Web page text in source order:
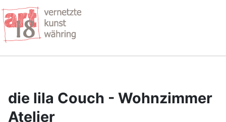
die lila Couch - Wohnzimmer
Atelier